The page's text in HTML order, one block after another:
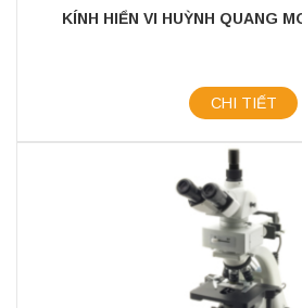
KÍNH HIỂN VI HUỲNH QUANG
CHI TIẾT